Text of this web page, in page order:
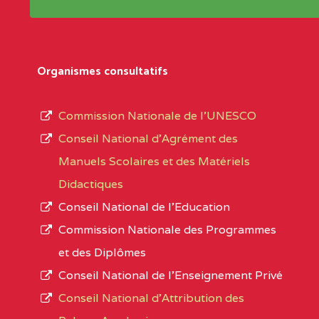
Noms
Localité
Région Noms
0CC1TEFD100484110
EXTREME-
CETIC DE BOGO
L’offre d’éducation del’Enseignement
d’immatriculation du mois de septembre
suit :
1950 établissements publics
895 CES dont 86 Bilingues
1055 Lycées dont 351 Bilingues
72 établissements avec section bilingue
Organismes consultatifs
Commission Nationale de l’UNESCO
Conseil National d’Agrément des
Manuels Scolaires et des Matériels
Didactiques
Conseil National de l’Education
Commission Nationale des Programmes
et des Diplômes
Conseil National de l’Enseignement Privé
Conseil National d'Attribution des